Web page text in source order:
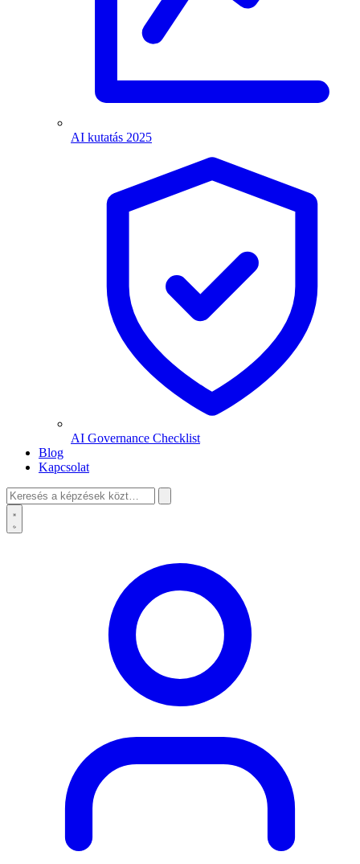
AI kutatás 2025
AI Governance Checklist
Blog
Kapcsolat